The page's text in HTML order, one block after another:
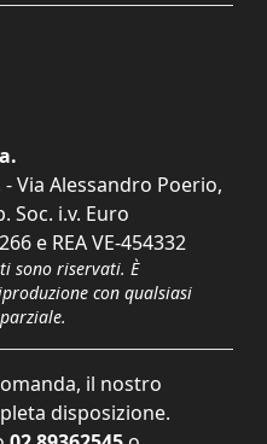
Via Alessandro Poerio,
Soc. i.v. Euro
e REA VE-454332
sono riservati. È
con qualsiasi
il nostro
disposizione.